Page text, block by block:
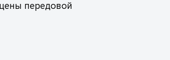
передовой